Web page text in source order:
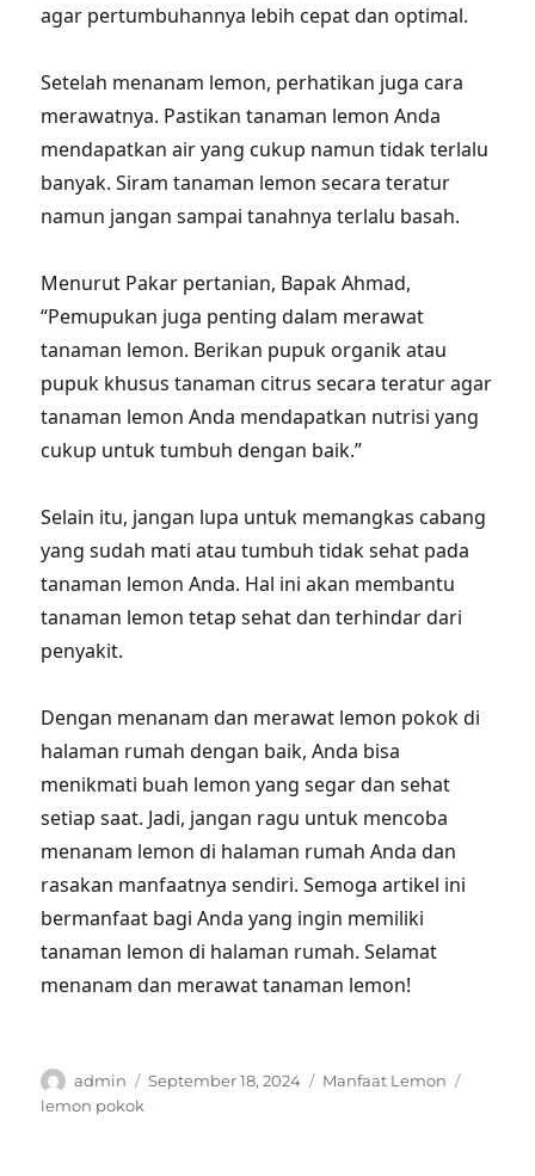
agar pertumbuhannya lebih cepat dan optimal.
Setelah menanam lemon, perhatikan juga cara
merawatnya. Pastikan tanaman lemon Anda
mendapatkan air yang cukup namun tidak terlalu
banyak. Siram tanaman lemon secara teratur
namun jangan sampai tanahnya terlalu basah.
Menurut Pakar pertanian, Bapak Ahmad,
“Pemupukan juga penting dalam merawat
tanaman lemon. Berikan pupuk organik atau
pupuk khusus tanaman citrus secara teratur agar
tanaman lemon Anda mendapatkan nutrisi yang
cukup untuk tumbuh dengan baik.”
Selain itu, jangan lupa untuk memangkas cabang
yang sudah mati atau tumbuh tidak sehat pada
tanaman lemon Anda. Hal ini akan membantu
tanaman lemon tetap sehat dan terhindar dari
penyakit.
Dengan menanam dan merawat lemon pokok di
halaman rumah dengan baik, Anda bisa
menikmati buah lemon yang segar dan sehat
setiap saat. Jadi, jangan ragu untuk mencoba
menanam lemon di halaman rumah Anda dan
rasakan manfaatnya sendiri. Semoga artikel ini
bermanfaat bagi Anda yang ingin memiliki
tanaman lemon di halaman rumah. Selamat
menanam dan merawat tanaman lemon!
Author
admin
Posted
September 18, 2024 Categories
Manfaat Lemon
lemon pokok